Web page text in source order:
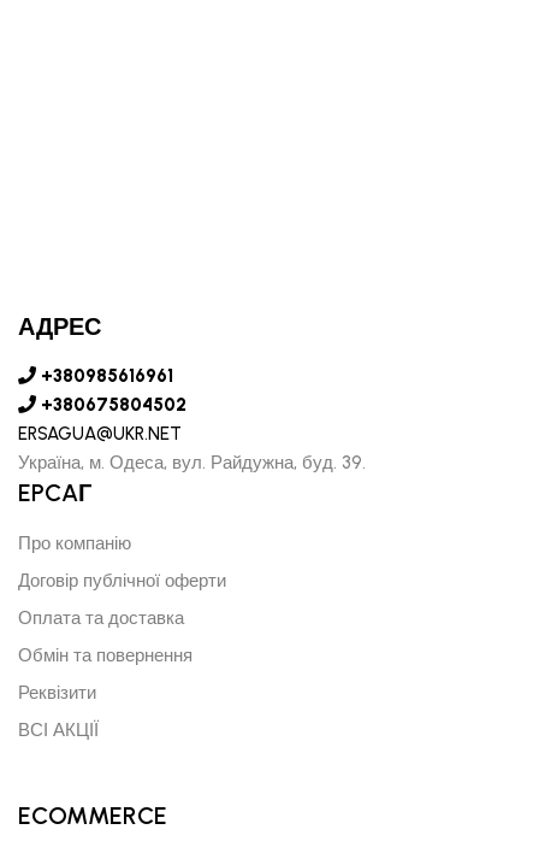
АДРЕС
+380985616961
+380675804502
ERSAGUA@UKR.NET
Україна, м. Одеса, вул. Райдужна, буд. 39.
EPCAГ
Про компанію
Договір публічної оферти
Оплата та доставка
Обмін та повернення
Реквізити
ВСІ АКЦІЇ
ECOMMERCE